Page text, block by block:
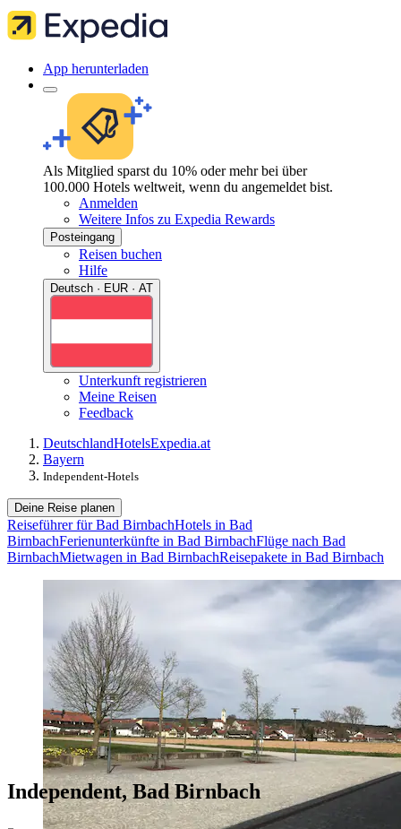
App herunterladen
Als Mitglied sparst du 10% oder mehr bei über
100.000 Hotels weltweit, wenn du angemeldet bist.
Anmelden
Weitere Infos zu Expedia Rewards
Posteingang
Reisen buchen
Hilfe
Deutsch · EUR · AT
Unterkunft registrieren
Meine Reisen
Feedback
DeutschlandHotelsExpedia.at
Bayern
Independent-Hotels
Deine Reise planen
Reiseführer für Bad BirnbachHotels in Bad
BirnbachFerienunterkünfte in Bad BirnbachFlüge nach Bad
BirnbachMietwagen in Bad BirnbachReisepakete in Bad Birnbach
Independent, Bad Birnbach